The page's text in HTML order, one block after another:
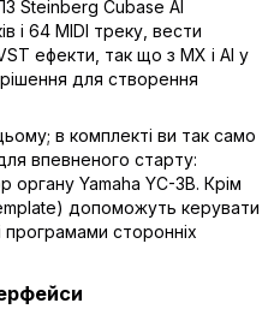
Steinberg Cubase AI
і 64 MIDI треку, вести
ефекти, так що з MX і AI у
для створення
в комплекті ви так само
впевненого старту:
органу Yamaha YC-3B. Крім
допоможуть керувати
сторонніх